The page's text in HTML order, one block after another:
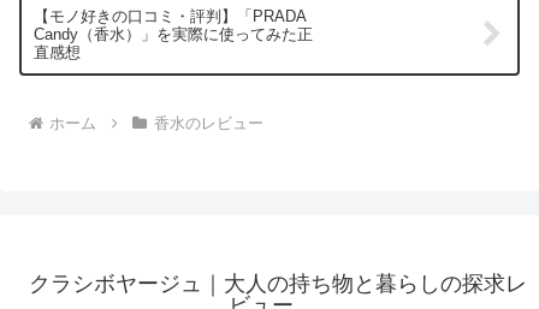
【モノ好きの口コミ・評判】「PRADA
Candy（香水）」を実際に使ってみた正
直感想
ホーム 香水のレビュー
クラシボヤージュ｜大人の持ち物と暮らしの探求レ